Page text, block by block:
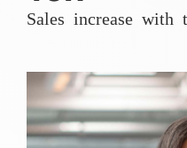
Sales increase with